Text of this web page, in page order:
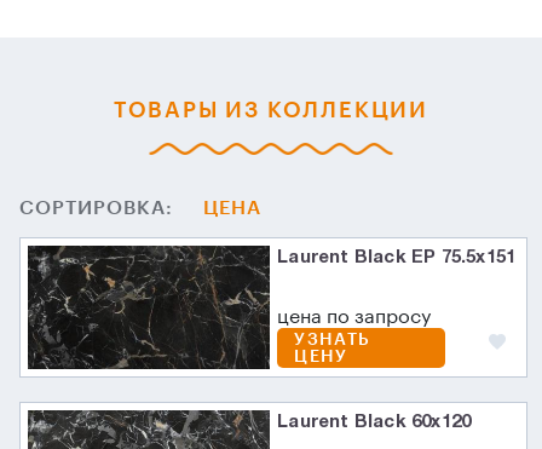
ТОВАРЫ ИЗ КОЛЛЕКЦИИ
СОРТИРОВКА: ЦЕНА
Laurent Black EP 75.5х151
цена по запросу
УЗНАТЬ
ЦЕНУ
Laurent Black 60х120